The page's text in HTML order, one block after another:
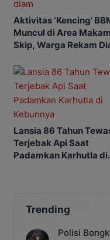
Aktivitas ‘Kencing’
Muncul di Area Makam
Skip, Warga Rekam
Lansia 86 Tahun
Terjebak Api Saat
Padamkan Karhutla di
Trending
Polisi